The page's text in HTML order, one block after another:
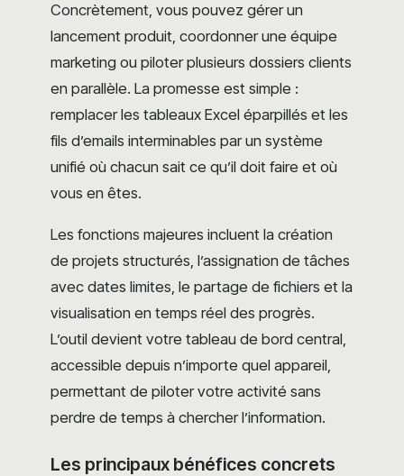
Concrètement, vous pouvez gérer un
lancement produit, coordonner une équipe
marketing ou piloter plusieurs dossiers clients
en parallèle. La promesse est simple :
remplacer les tableaux Excel éparpillés et les
fils d’emails interminables par un système
unifié où chacun sait ce qu’il doit faire et où
vous en êtes.
Les fonctions majeures incluent la création
de projets structurés, l’assignation de tâches
avec dates limites, le partage de fichiers et la
visualisation en temps réel des progrès.
L’outil devient votre tableau de bord central,
accessible depuis n’importe quel appareil,
permettant de piloter votre activité sans
perdre de temps à chercher l’information.
Les principaux bénéfices concrets